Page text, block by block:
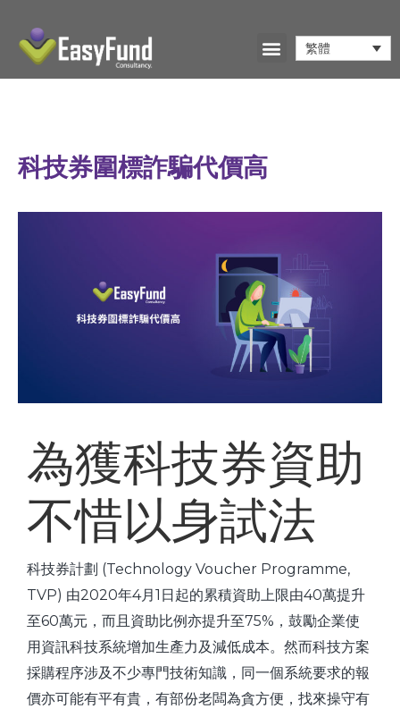
繁體
科技券圍標詐騙代價高
為獲科技券資助
不惜以身試法
科技券計劃 (Technology Voucher Programme,
TVP) 由2020年4月1日起的累積資助上限由40萬提升
至60萬元，而且資助比例亦提升至75%，鼓勵企業使
用資訊科技系統增加生產力及減低成本。然而科技方案
採購程序涉及不少專門技術知識，同一個系統要求的報
價亦可能有平有貴，有部份老闆為貪方便，找來操守有